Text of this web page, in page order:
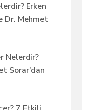
Erken
Dr. Mehmet
Nelerdir?
Sorar’dan